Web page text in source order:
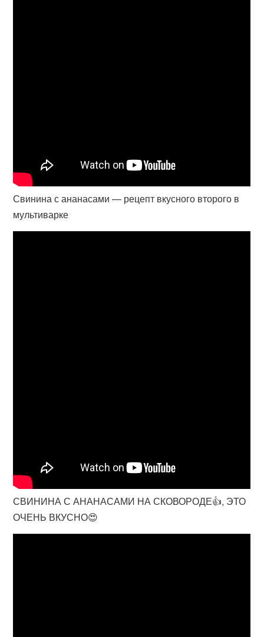
Свинина с ананасами — рецепт вкусного второго в
мультиварке
СВИНИНА С АНАНАСАМИ НА СКОВОРОДЕ👍, ЭТО
ОЧЕНЬ ВКУСНО😍